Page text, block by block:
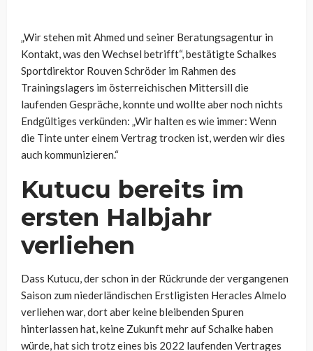
„Wir stehen mit Ahmed und seiner Beratungsagentur in
Kontakt, was den Wechsel betrifft“, bestätigte Schalkes
Sportdirektor Rouven Schröder im Rahmen des
Trainingslagers im österreichischen Mittersill die
laufenden Gespräche, konnte und wollte aber noch nichts
Endgültiges verkünden: „Wir halten es wie immer: Wenn
die Tinte unter einem Vertrag trocken ist, werden wir dies
auch kommunizieren.“
Kutucu bereits im
ersten Halbjahr
verliehen
Dass Kutucu, der schon in der Rückrunde der vergangenen
Saison zum niederländischen Erstligisten Heracles Almelo
verliehen war, dort aber keine bleibenden Spuren
hinterlassen hat, keine Zukunft mehr auf Schalke haben
würde, hat sich trotz eines bis 2022 laufenden Vertrages